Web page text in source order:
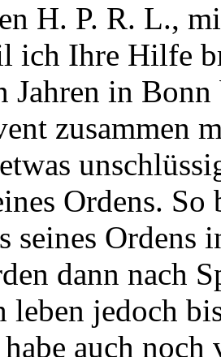
H. P. R. L.,
ich Ihre Hilfe
Jahren in
zusammen
Ordens. So
seines
dann nach
leben jedoch
auch